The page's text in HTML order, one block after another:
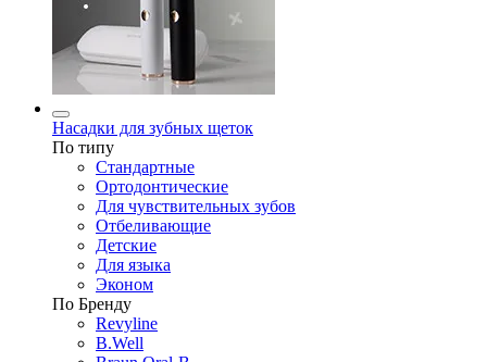
Насадки для зубных щеток
По типу
Стандартные
Ортодонтические
Для чувствительных зубов
Отбеливающие
Детские
Для языка
Эконом
По Бренду
Revyline
B.Well